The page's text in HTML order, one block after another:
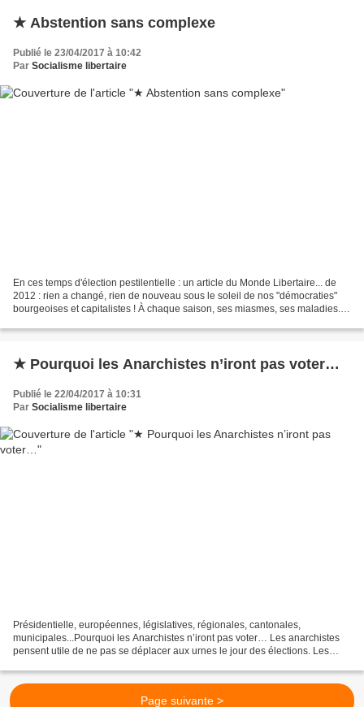
★ Abstention sans complexe
Publié le 23/04/2017 à 10:42
Par Socialisme libertaire
En ces temps d'élection pestilentielle : un article du Monde Libertaire... de
2012 : rien a changé, rien de nouveau sous le soleil de nos "démocraties"
bourgeoises et capitalistes ! À chaque saison, ses miasmes, ses maladies.
★ Pourquoi les Anarchistes n’iront pas voter…
Publié le 22/04/2017 à 10:31
Par Socialisme libertaire
Présidentielle, européennes, législatives, régionales, cantonales,
municipales...Pourquoi les Anarchistes n’iront pas voter… Les anarchistes
pensent utile de ne pas se déplacer aux urnes le jour des élections. Les
Page suivante >